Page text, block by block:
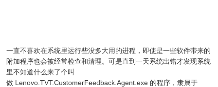
一直不喜欢在系统里运行些没多大用的进程，即使是一些软件带来的
附加程序也会被经常检查和清理。可是直到一天系统出错才发现系统
里不知道什么来了个叫
做 Lenovo.TVT.CustomerFeedback.Agent.exe 的程序，隶属于